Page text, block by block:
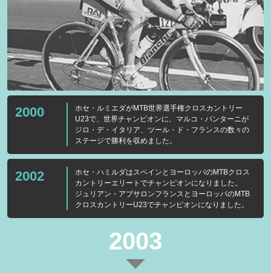
2000
ホセ・ルミエダがMTB世界選手権クロスカントリー
U23で、世界チャンピオンに、マルコ・パンターニが
ジロ・デ・イタリア、ツール・ド・フランスの数々の
ステージで勝利を収めました。
2002
ホセ・ハミルダはスペインとヨーロッパのMTBクロス
カントリーエリートでチャンピオンになりました。
ジュリアン・アブサロンフランスとヨーロッパのMTB
クロスカントリーU23でチャンピオンになりました。
2003